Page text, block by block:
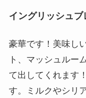
イングリッシュブ
豪華です！美味し
ト、マッシュルー
て出してくれます
す。ミルクやシリ